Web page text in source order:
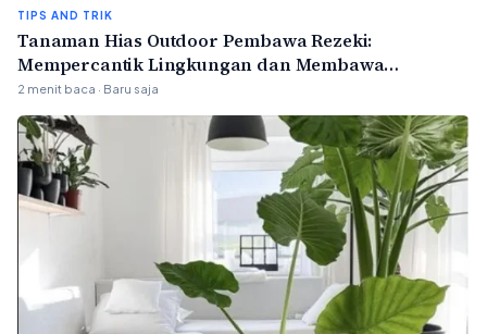
TIPS AND TRIK
Tanaman Hias Outdoor Pembawa Rezeki:
Mempercantik Lingkungan dan Membawa
Keberuntungan
2 menit baca · Baru saja